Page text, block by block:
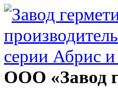
ООО «Завод